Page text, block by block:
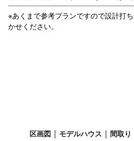
※あくまで参考プランですので設計打
かせください。
区画図 モデルハウス 間取り